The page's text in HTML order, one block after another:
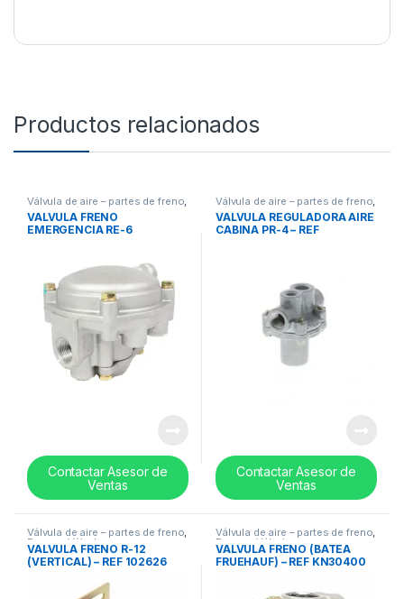
Productos relacionados
Válvula de aire – partes de freno
Frenos, Válvulas
VALVULA FRENO
EMERGENCIA RE-6
Contactar Asesor de
Ventas
Válvula de aire – partes de freno
Válvulas
VALVULA REGULADORA AIRE
CABINA PR-4 – REF
Contactar Asesor de
Ventas
Válvula de aire – partes de freno,
Frenos,Válvulas
VALVULA FRENO R-12
(VERTICAL) – REF 102626
Válvula de aire – partes de freno,
Frenos,Válvulas
VALVULA FRENO (BATEA
FRUEHAUF) – REF KN30400